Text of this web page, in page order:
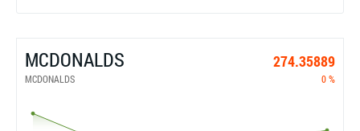
MCDONALDS 274.35889
MCDONALDS 0 %